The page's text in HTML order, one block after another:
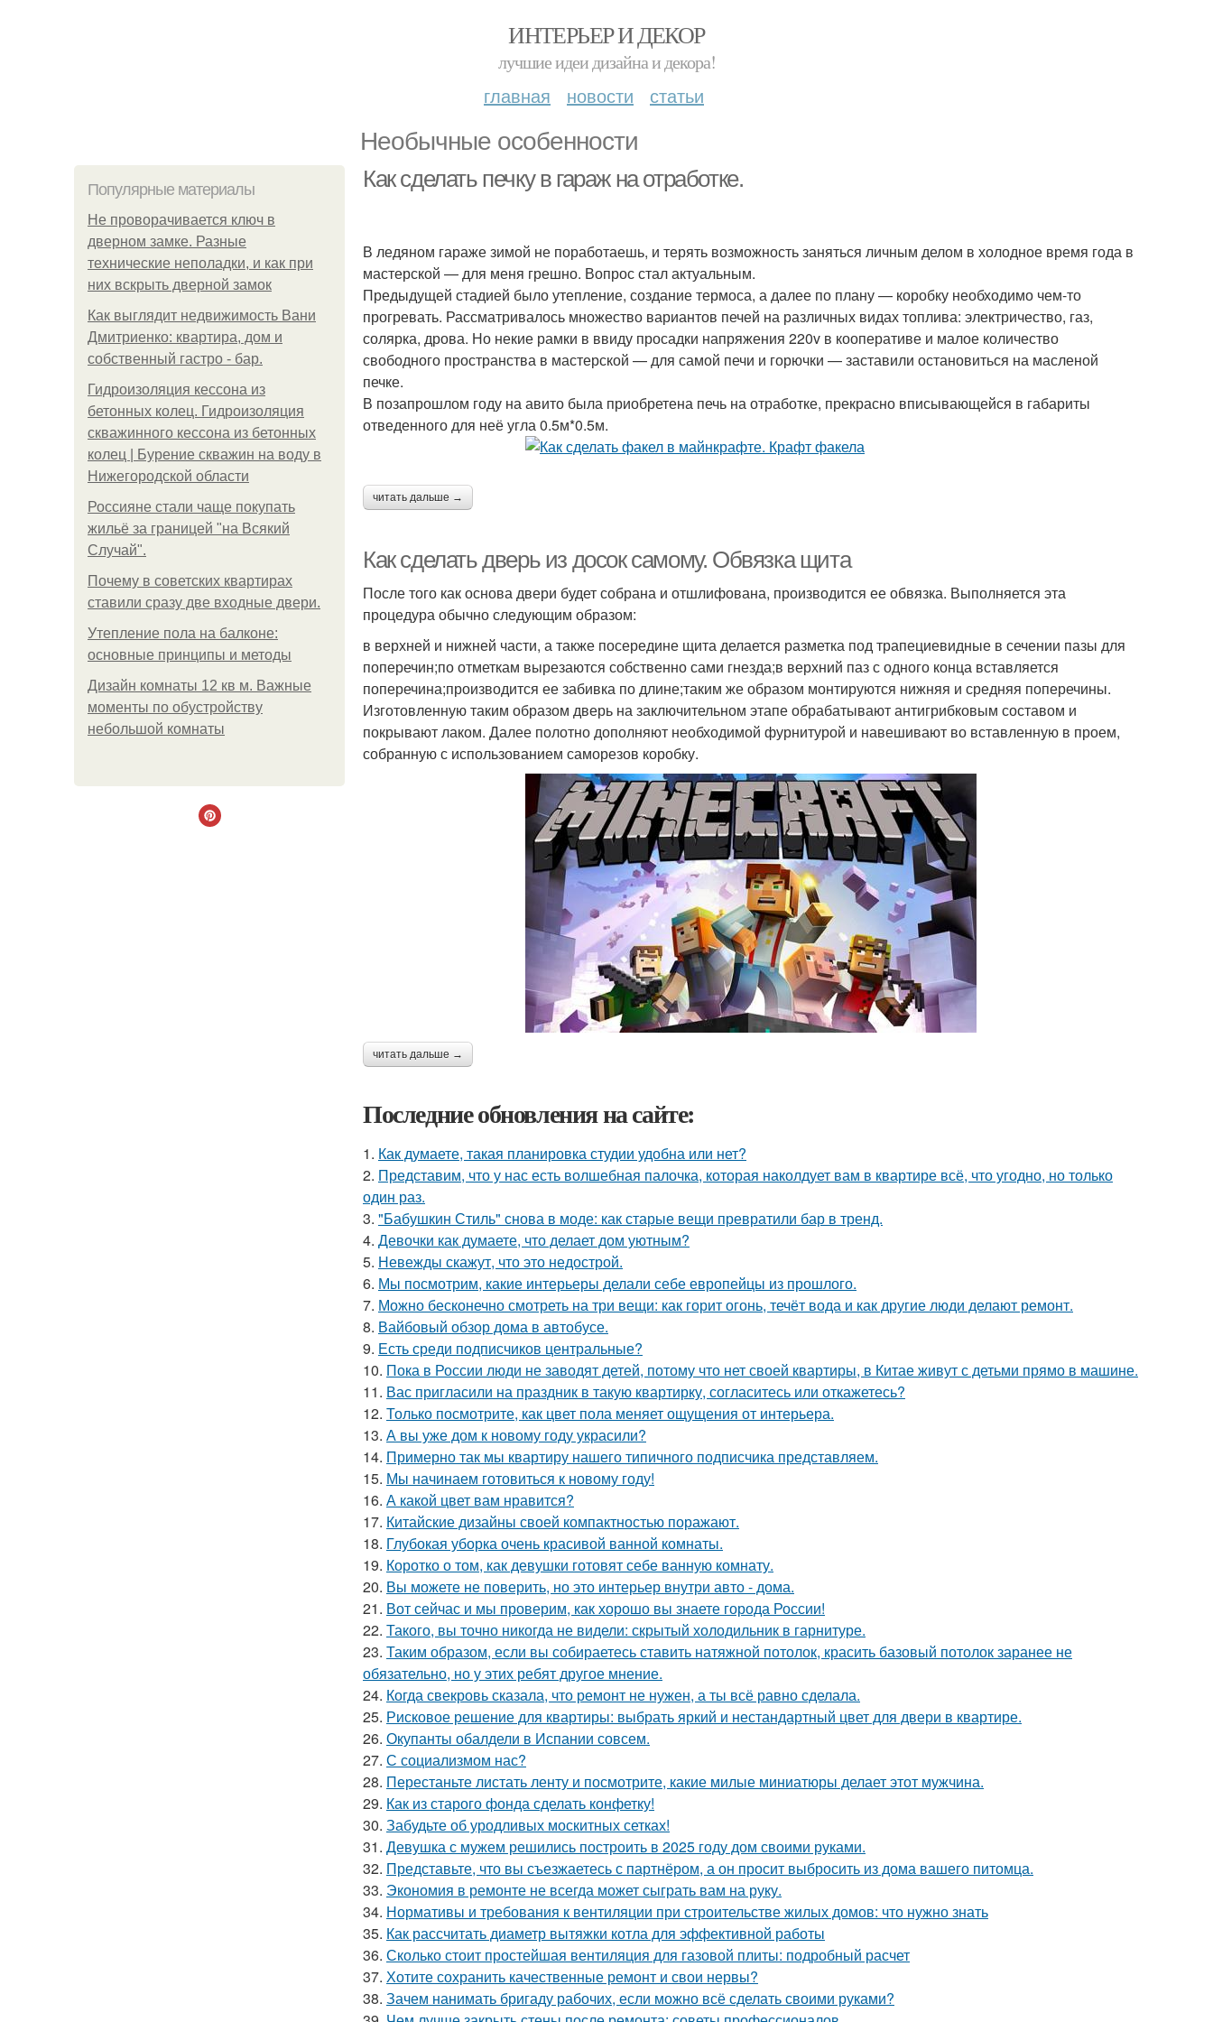
ИНТЕРЬЕР И ДЕКОР
лучшие идеи дизайна и декора!
главная новости статьи
Необычные особенности
Популярные материалы
Не проворачивается ключ в
дверном замке. Разные
технические неполадки, и как при
них вскрыть дверной замок
Как выглядит недвижимость Вани
Дмитриенко: квартира, дом и
собственный гастро - бар.
Гидроизоляция кессона из
бетонных колец. Гидроизоляция
скважинного кессона из бетонных
колец | Бурение скважин на воду в
Нижегородской области
Россияне стали чаще покупать
жильё за границей "на Всякий
Случай".
Почему в советских квартирах
ставили сразу две входные двери.
Утепление пола на балконе:
основные принципы и методы
Дизайн комнаты 12 кв м. Важные
моменты по обустройству
небольшой комнаты
Как сделать печку в гараж на отработке.
В ледяном гараже зимой не поработаешь, и терять возможность заняться личным делом в холодное время года в
мастерской — для меня грешно. Вопрос стал актуальным.
Предыдущей стадией было утепление, создание термоса, а далее по плану — коробку необходимо чем-то
прогревать. Рассматривалось множество вариантов печей на различных видах топлива: электричество, газ,
солярка, дрова. Но некие рамки в ввиду просадки напряжения 220v в кооперативе и малое количество
свободного пространства в мастерской — для самой печи и горючки — заставили остановиться на масленой
печке.
В позапрошлом году на авито была приобретена печь на отработке, прекрасно вписывающейся в габариты
отведенного для неё угла 0.5м*0.5м.
читать дальше →
Как сделать дверь из досок самому. Обвязка щита
После того как основа двери будет собрана и отшлифована, производится ее обвязка. Выполняется эта
процедура обычно следующим образом:
в верхней и нижней части, а также посередине щита делается разметка под трапециевидные в сечении пазы для
поперечин;по отметкам вырезаются собственно сами гнезда;в верхний паз с одного конца вставляется
поперечина;производится ее забивка по длине;таким же образом монтируются нижняя и средняя поперечины.
Изготовленную таким образом дверь на заключительном этапе обрабатывают антигрибковым составом и
покрывают лаком. Далее полотно дополняют необходимой фурнитурой и навешивают во вставленную в проем,
собранную с использованием саморезов коробку.
читать дальше →
Последние обновления на сайте:
1. Как думаете, такая планировка студии удобна или нет?
2. Представим, что у нас есть волшебная палочка, которая наколдует вам в квартире всё, что угодно, но только
один раз.
3. "Бабушкин Стиль" снова в моде: как старые вещи превратили бар в тренд.
4. Девочки как думаете, что делает дом уютным?
5. Невежды скажут, что это недострой.
6. Мы посмотрим, какие интерьеры делали себе европейцы из прошлого.
7. Можно бесконечно смотреть на три вещи: как горит огонь, течёт вода и как другие люди делают ремонт.
8. Вайбовый обзор дома в автобусе.
9. Есть среди подписчиков центральные?
10. Пока в России люди не заводят детей, потому что нет своей квартиры, в Китае живут с детьми прямо в машине.
11. Вас пригласили на праздник в такую квартирку, согласитесь или откажетесь?
12. Только посмотрите, как цвет пола меняет ощущения от интерьера.
13. А вы уже дом к новому году украсили?
14. Примерно так мы квартиру нашего типичного подписчика представляем.
15. Мы начинаем готовиться к новому году!
16. А какой цвет вам нравится?
17. Китайские дизайны своей компактностью поражают.
18. Глубокая уборка очень красивой ванной комнаты.
19. Коротко о том, как девушки готовят себе ванную комнату.
20. Вы можете не поверить, но это интерьер внутри авто - дома.
21. Вот сейчас и мы проверим, как хорошо вы знаете города России!
22. Такого, вы точно никогда не видели: скрытый холодильник в гарнитуре.
23. Таким образом, если вы собираетесь ставить натяжной потолок, красить базовый потолок заранее не
обязательно, но у этих ребят другое мнение.
24. Когда свекровь сказала, что ремонт не нужен, а ты всё равно сделала.
25. Рисковое решение для квартиры: выбрать яркий и нестандартный цвет для двери в квартире.
26. Окупанты обалдели в Испании совсем.
27. С социализмом нас?
28. Перестаньте листать ленту и посмотрите, какие милые миниатюры делает этот мужчина.
29. Как из старого фонда сделать конфетку!
30. Забудьте об уродливых москитных сетках!
31. Девушка с мужем решились построить в 2025 году дом своими руками.
32. Представьте, что вы съезжаетесь с партнёром, а он просит выбросить из дома вашего питомца.
33. Экономия в ремонте не всегда может сыграть вам на руку.
34. Нормативы и требования к вентиляции при строительстве жилых домов: что нужно знать
35. Как рассчитать диаметр вытяжки котла для эффективной работы
36. Сколько стоит простейшая вентиляция для газовой плиты: подробный расчет
37. Хотите сохранить качественные ремонт и свои нервы?
38. Зачем нанимать бригаду рабочих, если можно всё сделать своими руками?